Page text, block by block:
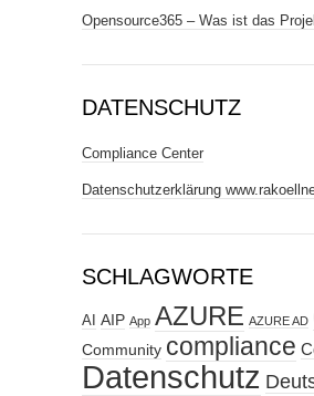
Opensource365 – Was ist das
DATENSCHUTZ
Compliance Center
Datenschutzerklärung
SCHLAGWORTE
AI AIP App AZURE AZURE AD
Community compliance
Datenschutz